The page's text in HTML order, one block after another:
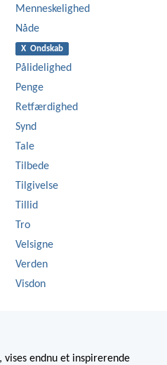
Menneskelighed
Nåde
X Ondskab
Pålidelighed
Penge
Retfærdighed
Synd
Tale
Tilbede
Tilgivelse
Tillid
Tro
Velsigne
Verden
Visdon
vises endnu et inspirerende